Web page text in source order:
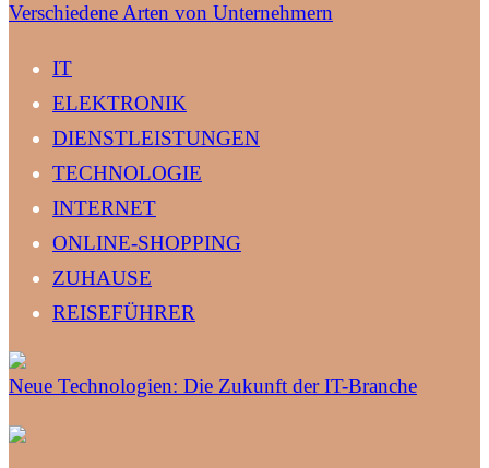
Verschiedene Arten von Unternehmern
IT
ELEKTRONIK
DIENSTLEISTUNGEN
TECHNOLOGIE
INTERNET
ONLINE-SHOPPING
ZUHAUSE
REISEFÜHRER
Neue Technologien: Die Zukunft der IT-Branche